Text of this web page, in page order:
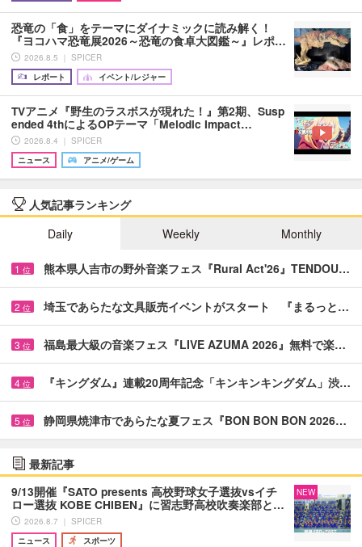
恐竜の「食」をテーマにダイナミックに読み解く！
『ヨコハマ恐竜展2026～恐竜の食卓大図鑑～』レポ…
2026.8.5 ｜ SPICER
レポート
イベント/レジャー
TVアニメ『野生のラスボスが現れた！』第2期、Susp
ended 4thによるOPテーマ「Melodic Impact…
2026.8.4 ｜ SPICER
ニュース
アニメ/ゲーム
人気記事ランキング
Daily
Weekly Monthly
1 位 熊本県人吉市の野外音楽フェス『Rural Act'26』TENDOU…
2 位 埼玉であらたな文具販売イベントがスタート 『まるっと…
3 位 福島最大級の音楽フェス『LIVE AZUMA 2026』無料で楽…
4 位 『キングダム』連載20周年記念「キンキンキングダム」渋…
5 位 静岡県焼津市であらたな夏フェス『BON BON BON 2026…
最新記事
9/13開催『SATO presents 高校野球女子選抜vsイチ
ロー選抜 KOBE CHIBEN』に習志野高校吹奏楽部と…
2026.8.7 ｜ SPICER
ニュース
スポーツ
NEW